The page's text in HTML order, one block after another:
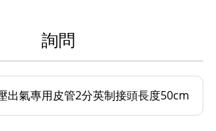
詢問
出氣專用皮管2分英制接頭長度50cm